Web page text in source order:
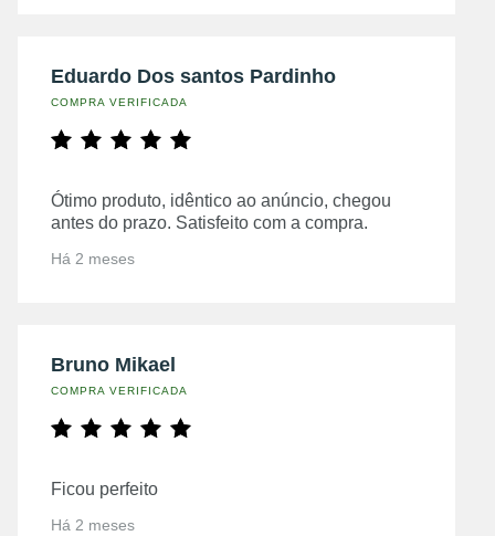
Eduardo Dos santos Pardinho
COMPRA VERIFICADA
Ótimo produto, idêntico ao anúncio, chegou
antes do prazo. Satisfeito com a compra.
Há 2 meses
Bruno Mikael
COMPRA VERIFICADA
Ficou perfeito
Há 2 meses